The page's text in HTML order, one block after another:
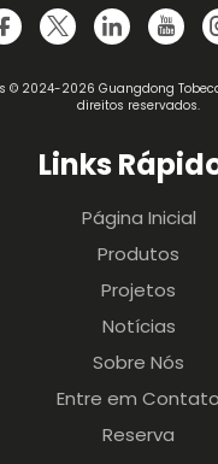
© 2024-2026 Guangdong
direitos reservados.
Links
Página Inicial
Produtos
Projetos
Notícias
Sobre Nós
Entre em Contato
Reserva